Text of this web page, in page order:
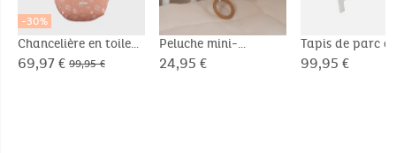
-30%
Chancelière en toile
étanche
69,97 € 99,95 €
Peluche mini-
musicale 20cm -
24,95 €
Tapis de parc
bords 75x95cm,
99,95 €